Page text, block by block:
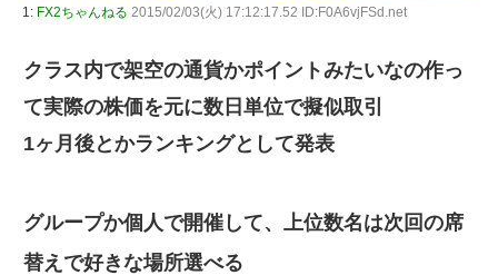
1: FX2ちゃんねる 2015/02/03(火) 17:12:17.52 ID:F0A6vjFSd.net
クラス内で架空の通貨かポイントみたいなの作っ
て実際の株価を元に数日単位で擬似取引
1ヶ月後とかランキングとして発表
グループか個人で開催して、上位数名は次回の席
替えで好きな場所選べる